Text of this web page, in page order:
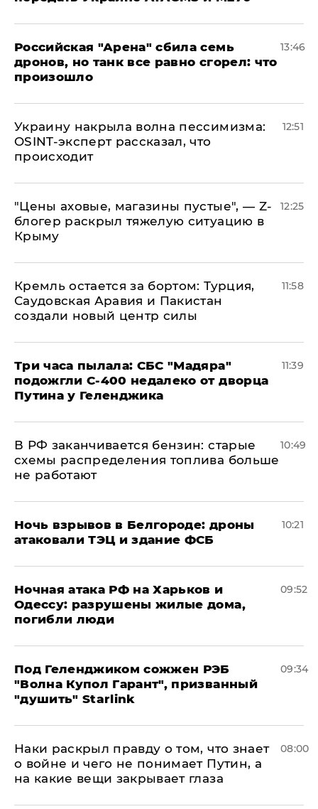
​Российская "Арена" сбила семь
дронов, но танк все равно сгорел: что
произошло
13:46
​Украину накрыла волна пессимизма:
OSINT-эксперт рассказал, что
происходит
12:51
​"Цены аховые, магазины пустые", — Z-
блогер раскрыл тяжелую ситуацию в
Крыму
12:25
​Кремль остается за бортом: Турция,
Саудовская Аравия и Пакистан
создали новый центр силы
11:58
Три часа пылала: СБС "Мадяра"
подожгли С-400 недалеко от дворца
Путина у Геленджика
11:39
​В РФ заканчивается бензин: старые
схемы распределения топлива больше
не работают
10:49
​Ночь взрывов в Белгороде: дроны
атаковали ТЭЦ и здание ФСБ
10:21
​Ночная атака РФ на Харьков и
Одессу: разрушены жилые дома,
погибли люди
09:52
Под Геленджиком сожжен РЭБ
"Волна Купол Гарант", призванный
"душить" Starlink
09:34
Наки раскрыл правду о том, что знает
о войне и чего не понимает Путин, а
на какие вещи закрывает глаза
08:00